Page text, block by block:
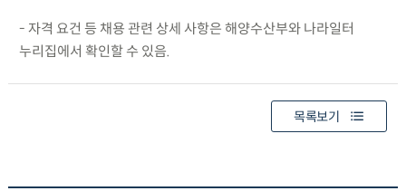
- 자격 요건 등 채용 관련 상세 사항은 해양수산부와 나라일터
누리집에서 확인할 수 있음.
목록보기